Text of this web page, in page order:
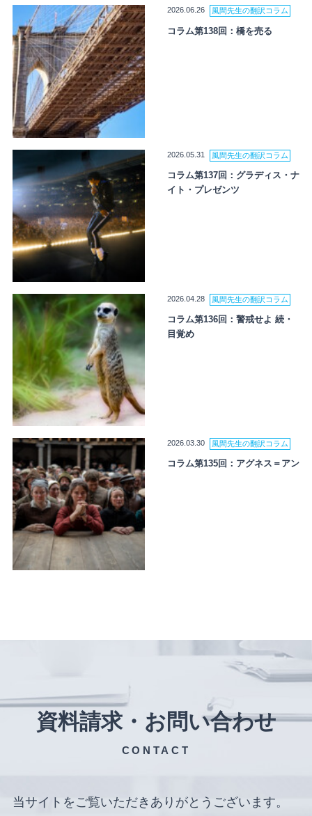
2026.06.26 風間先生の翻訳コラム
コラム第138回：橋を売る
2026.05.31 風間先生の翻訳コラム
コラム第137回：グラディス・ナ
イト・プレゼンツ
2026.04.28 風間先生の翻訳コラム
コラム第136回：警戒せよ 続・
目覚め
2026.03.30 風間先生の翻訳コラム
コラム第135回：アグネス＝アン
資料請求・お問い合わせ
CONTACT
当サイトをご覧いただきありがとうございます。